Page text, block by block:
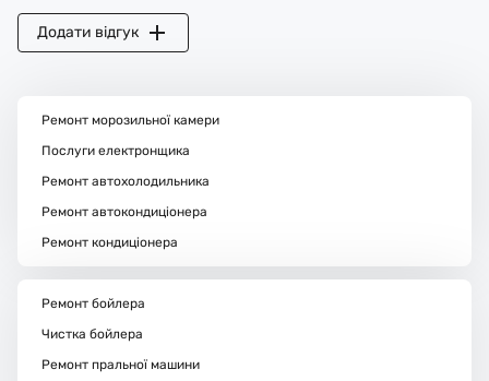
Додати відгук
Ремонт морозильної камери
Послуги електронщика
Ремонт автохолодильника
Ремонт автокондиціонера
Ремонт кондиціонера
Ремонт бойлера
Чистка бойлера
Ремонт пральної машини